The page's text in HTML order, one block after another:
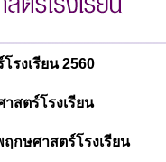
รงเรียน 2560
สตร์โรงเรียน
กษศาสตร์โรงเรียน